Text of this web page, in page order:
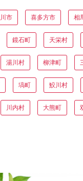
市 喜多方市 相
鏡石町 天栄村
湯川村 柳津町
塙町 鮫川村
川内村 大熊町